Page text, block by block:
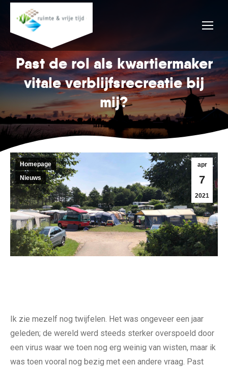
Past de rol als kwartiermaker
vitale verblijfsrecreatie bij
mij?
apr
7
2021
Homepage
Nieuws
Ik zie mezelf nog twijfelen. Het was ongeveer een jaar
geleden; de wereld werd steeds sterker overspoeld door
een virus waar we toen nog erg weinig van wisten, maar ik
was toen vooral nog bezig met een andere vraag. Past